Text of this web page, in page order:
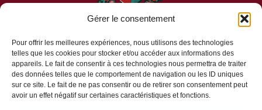
Gérer le consentement
Pour offrir les meilleures expériences, nous utilisons des technologies
telles que les cookies pour stocker et/ou accéder aux informations des
appareils. Le fait de consentir à ces technologies nous permettra de traiter
des données telles que le comportement de navigation ou les ID uniques
sur ce site. Le fait de ne pas consentir ou de retirer son consentement peut
avoir un effet négatif sur certaines caractéristiques et fonctions.
Mairie d’Aveizieux